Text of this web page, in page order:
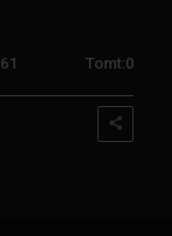
61 Tomt:0